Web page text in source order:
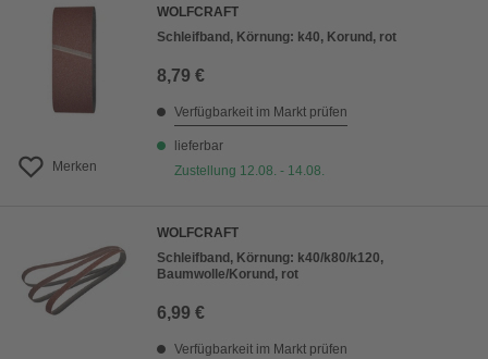
Merken
WOLFCRAFT
Schleifband, Körnung: k40, Korund, rot
8,79 €
Verfügbarkeit im Markt prüfen
lieferbar
Zustellung 12.08. - 14.08.
WOLFCRAFT
Schleifband, Körnung: k40/k80/k120,
Baumwolle/Korund, rot
6,99 €
Verfügbarkeit im Markt prüfen